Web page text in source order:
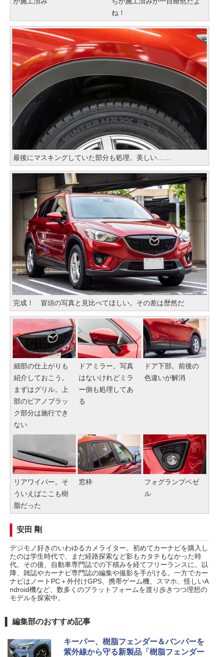
ね！
最後にマスキングしていた部分も処理。美しい……
完成！ 冒頭の写真と見比べてほしい。その差は歴然だ
細部の仕上がりも
紹介しておこう。
まずはグリル。上
部のピアノブラッ
ク部分は施行でき
ない
ドアミラー。写真
はないけれどミラ
ー側も処理してあ
る
ドア下部。前後の
色違いが解消
リアワイパー。そ
ういえばここも樹
脂だった
窓枠
フォグランプベゼ
ル
安田 剛
デジモノ好きのいわゆるカメライター。初めてカーナビを購入し
たのは学生時代で、まだ経路探索など影もカタチもなかった時
代。その後、自動車専門誌での下積みを経てフリーランスに。以
降、雑誌やカーナビ専門誌の編集や撮影を手がける。一方でカー
ナビはノートPC＋外付けGPS、携帯ゲーム機、スマホ、怪しいA
ndroid機など、数多くのプラットフォームを渡り歩きつつ理想の
モデルを探索中。
編集部のおすすめ記事
キーパー、樹脂フェンダー＆バンパーを
紫外線から守る新製品「樹脂フェンダー